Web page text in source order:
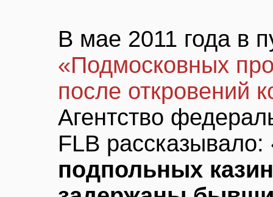
В мае 2011 года в
«Подмосковных
после откровений
Агентство
FLB рассказывало:
подпольных